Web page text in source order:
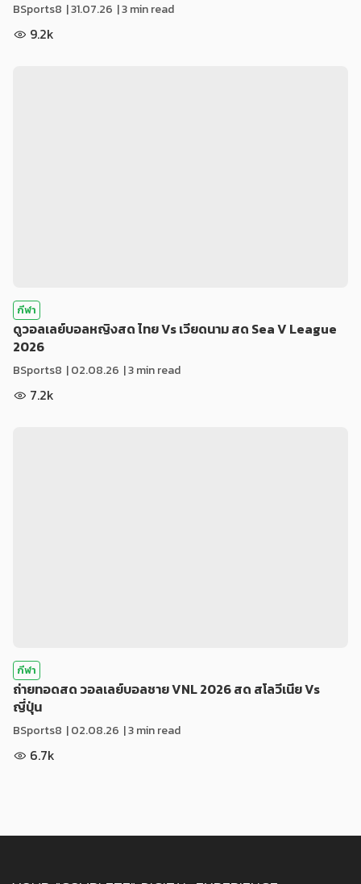
BSports8 |31.07.26 | 3 min read
9.2k
กีฬา
ดูวอลเลย์บอลหญิงสด ไทย Vs เวียดนาม สด Sea V League
2026
BSports8 |02.08.26 | 3 min read
7.2k
กีฬา
ถ่ายทอดสด วอลเลย์บอลชาย VNL 2026 สด สโลวีเนีย Vs
ญี่ปุ่น
BSports8 |02.08.26 | 3 min read
6.7k